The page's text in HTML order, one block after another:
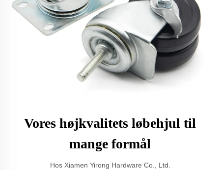
Vores højkvalitets løbehjul til
mange formål
Hos Xiamen Yirong Hardware Co., Ltd.